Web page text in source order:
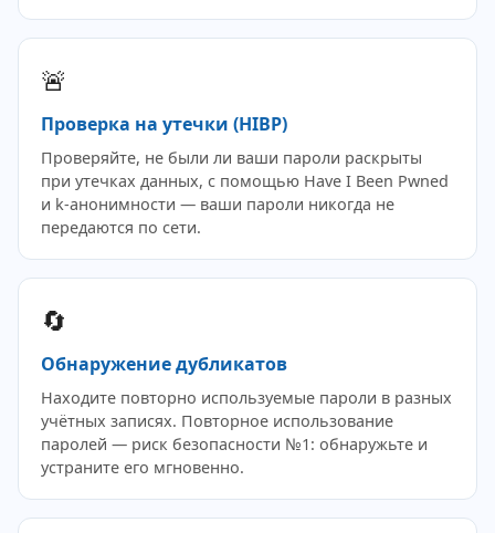
🚨
Проверка на утечки (HIBP)
Проверяйте, не были ли ваши пароли раскрыты
при утечках данных, с помощью Have I Been Pwned
и k-анонимности — ваши пароли никогда не
передаются по сети.
🔄
Обнаружение дубликатов
Находите повторно используемые пароли в разных
учётных записях. Повторное использование
паролей — риск безопасности №1: обнаружьте и
устраните его мгновенно.